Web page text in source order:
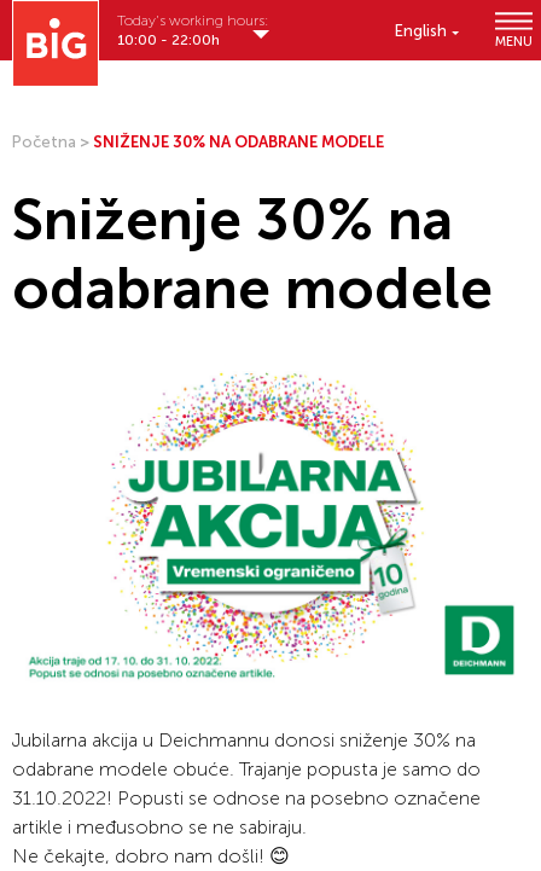
English
MENU
Today's working hours:
10:00 - 22:00h
Početna > SNIŽENJE 30% NA ODABRANE MODELE
Sniženje 30% na
odabrane modele
Jubilarna akcija u Deichmannu donosi sniženje 30% na
odabrane modele obuće. Trajanje popusta je samo do
31.10.2022! Popusti se odnose na posebno označene
artikle i međusobno se ne sabiraju.
Ne čekajte, dobro nam došli! 😊